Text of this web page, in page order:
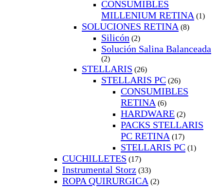
CONSUMIBLES
MILLENIUM RETINA (1)
SOLUCIONES RETINA (8)
Silicón (2)
Solución Salina Balanceada
(2)
STELLARIS (26)
STELLARIS PC (26)
CONSUMIBLES
RETINA (6)
HARDWARE (2)
PACKS STELLARIS
PC RETINA (17)
STELLARIS PC (1)
CUCHILLETES (17)
Instrumental Storz (33)
ROPA QUIRURGICA (2)